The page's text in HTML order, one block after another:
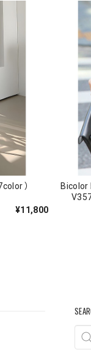
）
¥11,800
Bicolor